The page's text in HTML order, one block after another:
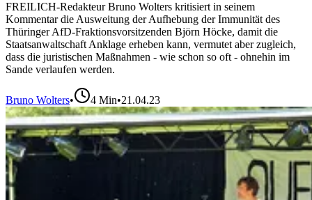
FREILICH-Redakteur Bruno Wolters kritisiert in seinem
Kommentar die Ausweitung der Aufhebung der Immunität des
Thüringer AfD-Fraktionsvorsitzenden Björn Höcke, damit die
Staatsanwaltschaft Anklage erheben kann, vermutet aber zugleich,
dass die juristischen Maßnahmen - wie schon so oft - ohnehin im
Sande verlaufen werden.
Bruno Wolters• 4 Min•21.04.23